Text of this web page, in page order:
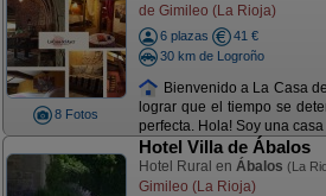
8 Fotos
de Gimileo (La Rioja)
6 plazas
41 €
30 km de Logroño
Bienvenido a La Casa
lograr que el tiempo se
perfecta. Hola! Soy una casa
Hotel Villa de Ábalos
Hotel Rural en Ábalos (La
Gimileo (La Rioja)